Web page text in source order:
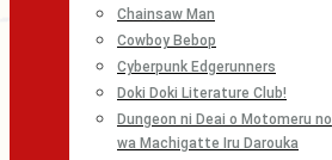
Chainsaw Man
Cowboy Bebop
Cyberpunk Edgerunners
Doki Doki Literature Club!
Dungeon ni Deai o Motomeru no
wa Machigatte Iru Darouka